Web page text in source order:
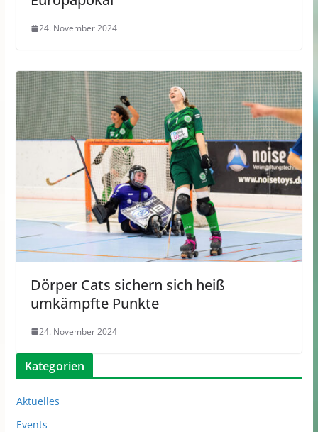
24. November 2024
Dörper Cats sichern sich heiß
umkämpfte Punkte
24. November 2024
Kategorien
Aktuelles
Events